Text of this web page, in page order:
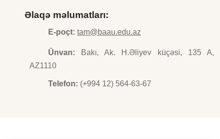
Əlaqə məlumatları:
E-poçt: tam@baau.edu.az
Ünvan: Bakı, Ak. H.Əliyev küçəsi, 135 A,
AZ1110
Telefon: (+994 12) 564-63-67